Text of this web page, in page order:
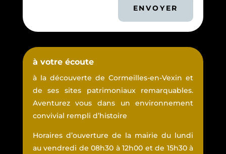
ENVOYER
à votre écoute
à la découverte de Cormeilles-en-Vexin et
de ses sites patrimoniaux remarquables.
Aventurez vous dans un environnement
convivial rempli d’histoire
Horaires d’ouverture de la mairie du lundi
au vendredi de 08h30 à 12h00 et de 15h30 à